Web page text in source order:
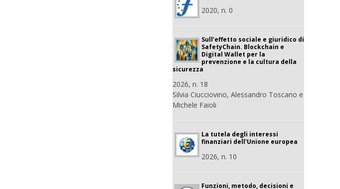
2020, n. 0
Sull’effetto sociale e giuridico di
SafetyChain. Blockchain e
Digital Wallet per la
prevenzione e la cultura della
sicurezza
2026, n. 18
Silvia Ciucciovino, Alessandro Toscano e
Michele Faioli
La tutela degli interessi
finanziari dell'Unione europea
2026, n. 10
Funzioni, metodo, decisioni e